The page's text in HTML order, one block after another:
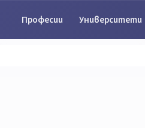
Професии Университети